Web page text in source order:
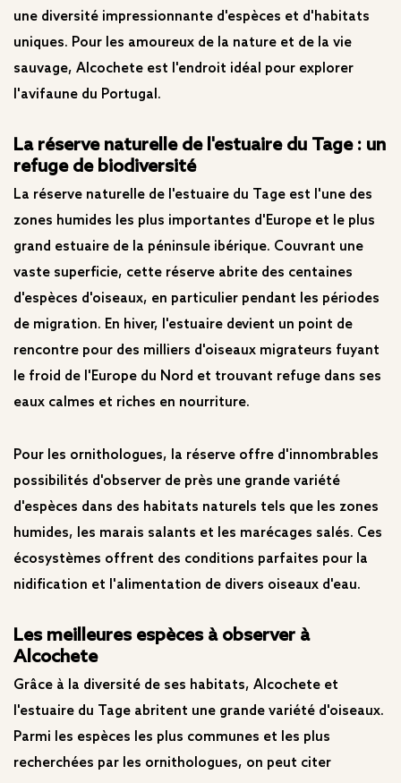
une diversité impressionnante d'espèces et d'habitats
uniques. Pour les amoureux de la nature et de la vie
sauvage, Alcochete est l'endroit idéal pour explorer
l'avifaune du Portugal.
La réserve naturelle de l'estuaire du Tage : un
refuge de biodiversité
La réserve naturelle de l'estuaire du Tage est l'une des
zones humides les plus importantes d'Europe et le plus
grand estuaire de la péninsule ibérique. Couvrant une
vaste superficie, cette réserve abrite des centaines
d'espèces d'oiseaux, en particulier pendant les périodes
de migration. En hiver, l'estuaire devient un point de
rencontre pour des milliers d'oiseaux migrateurs fuyant
le froid de l'Europe du Nord et trouvant refuge dans ses
eaux calmes et riches en nourriture.
Pour les ornithologues, la réserve offre d'innombrables
possibilités d'observer de près une grande variété
d'espèces dans des habitats naturels tels que les zones
humides, les marais salants et les marécages salés. Ces
écosystèmes offrent des conditions parfaites pour la
nidification et l'alimentation de divers oiseaux d'eau.
Les meilleures espèces à observer à
Alcochete
Grâce à la diversité de ses habitats, Alcochete et
l'estuaire du Tage abritent une grande variété d'oiseaux.
Parmi les espèces les plus communes et les plus
recherchées par les ornithologues, on peut citer